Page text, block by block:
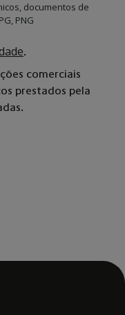
documentos de
PNG
.
comerciais
prestados pela